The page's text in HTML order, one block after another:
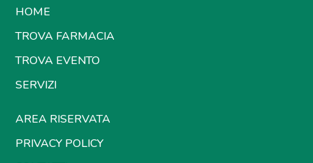
HOME
TROVA FARMACIA
TROVA EVENTO
SERVIZI
AREA RISERVATA
PRIVACY POLICY